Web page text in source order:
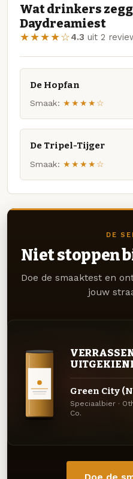
Wat drinkers
Daydreamiest
★★★★☆4.3 uit 2
De Hopfan
Smaak: ★★★★☆
De Tripel-Tijger
Smaak: ★★★★☆
DE
Niet stoppen
Doe de smaaktest en
jouw
Green City
Speciaalbier ·
Co.